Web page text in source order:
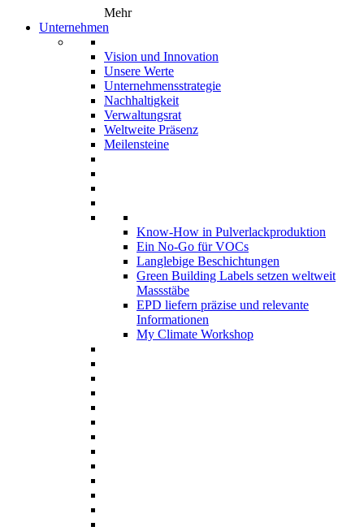
Mehr
Unternehmen
Vision und Innovation
Unsere Werte
Unternehmensstrategie
Nachhaltigkeit
Verwaltungsrat
Weltweite Präsenz
Meilensteine
Know-How in Pulverlackproduktion
Ein No-Go für VOCs
Langlebige Beschichtungen
Green Building Labels setzen weltweit
Massstäbe
EPD liefern präzise und relevante
Informationen
My Climate Workshop